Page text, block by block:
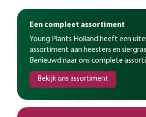
Een compleet assortiment
Young Plants Holland heeft een
assortiment aan heesters en
Benieuwd naar ons complete
Bekijk ons assortiment